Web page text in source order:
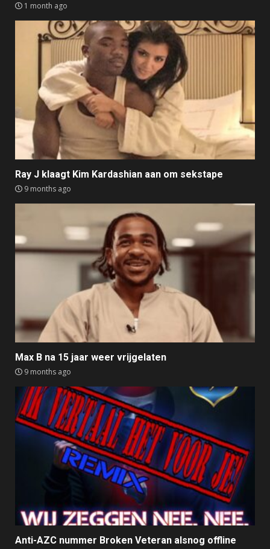
1 month ago
Ray J klaagt Kim Kardashian aan om sekstape
9 months ago
Max B na 15 jaar weer vrijgelaten
9 months ago
Anti-AZC nummer Broken Veteran alsnog offline